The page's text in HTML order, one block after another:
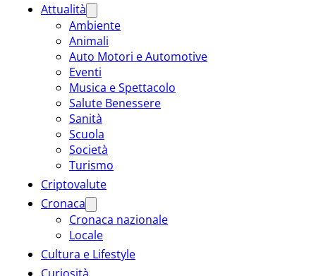
Attualità
Ambiente
Animali
Auto Motori e Automotive
Eventi
Musica e Spettacolo
Salute Benessere
Sanità
Scuola
Società
Turismo
Criptovalute
Cronaca
Cronaca nazionale
Locale
Cultura e Lifestyle
Curiosità